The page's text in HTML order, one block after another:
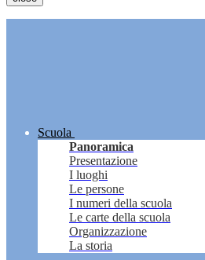
Scuola
Panoramica
Presentazione
I luoghi
Le persone
I numeri della scuola
Le carte della scuola
Organizzazione
La storia